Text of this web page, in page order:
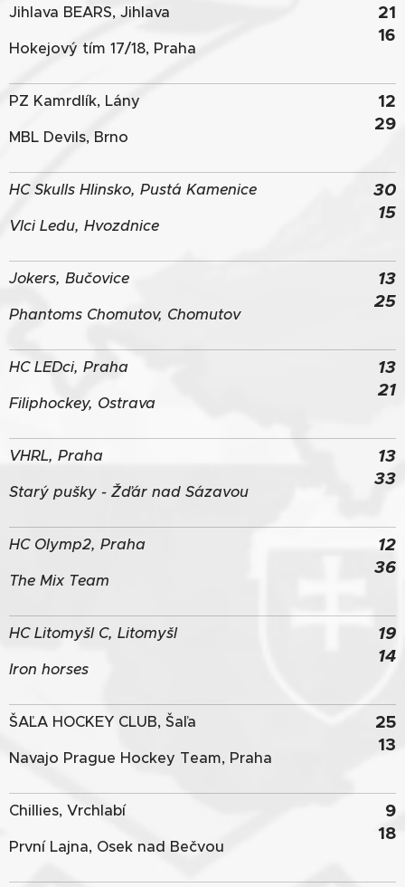
Jihlava BEARS, Jihlava
Hokejový tím 17/18, Praha
21
16
PZ Kamrdlík, Lány
MBL Devils, Brno
12
29
HC Skulls Hlinsko, Pustá Kamenice
Vlci Ledu, Hvozdnice
30
15
Jokers, Bučovice
Phantoms Chomutov, Chomutov
13
25
HC LEDci, Praha
Filiphockey, Ostrava
13
21
VHRL, Praha
Starý pušky - Žďár nad Sázavou
13
33
HC Olymp2, Praha
The Mix Team
12
36
HC Litomyšl C, Litomyšl
Iron horses
19
14
ŠAĽA HOCKEY CLUB, Šaľa
Navajo Prague Hockey Team, Praha
25
13
Chillies, Vrchlabí
První Lajna, Osek nad Bečvou
9
18